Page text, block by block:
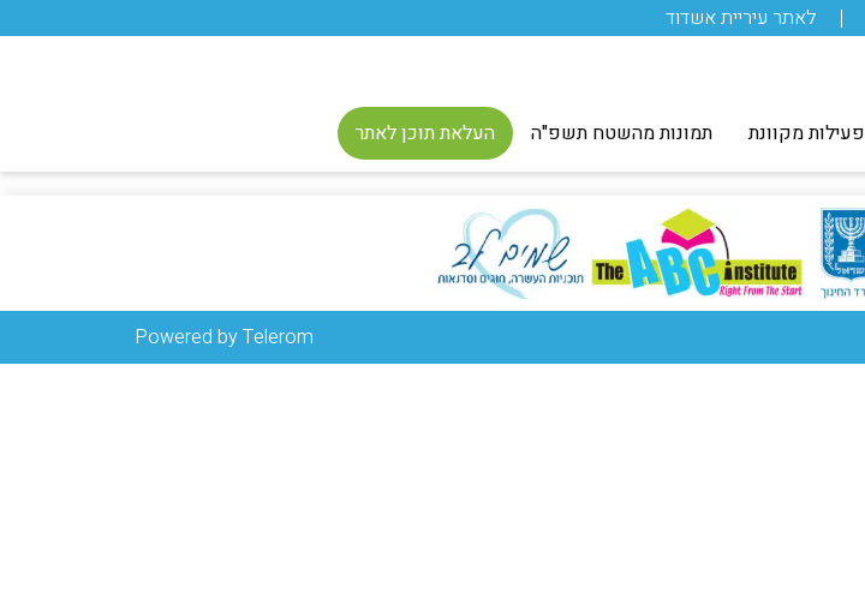
לאתר עיריית אשדוד
פעילות מקוונת תמונות מהשטח תשפ"ה העלאת תוכן לאתר
Powered by Telerom